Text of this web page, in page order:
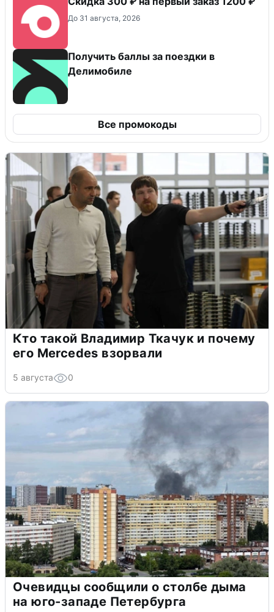
До 31 августа, 2026
Получить баллы за поездки в
Делимобиле
Все промокоды
Кто такой Владимир Ткачук и почему
его Mercedes взорвали
5 августа 0
Очевидцы сообщили о столбе дыма
на юго-западе Петербурга